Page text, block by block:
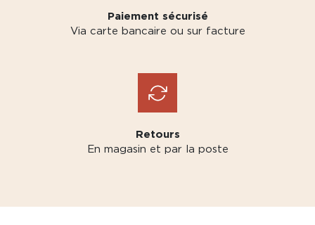
Paiement sécurisé
Via carte bancaire ou sur facture
Retours
En magasin et par la poste